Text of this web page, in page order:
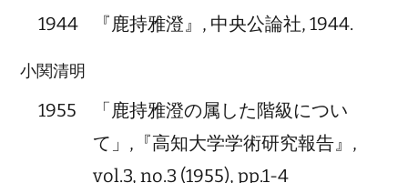
1944 『鹿持雅澄』, 中央公論社, 1944.
小関清明
1955
「鹿持雅澄の属した階級につい
て」,『高知大学学術研究報告』,
vol.3, no.3 (1955), pp.1-4